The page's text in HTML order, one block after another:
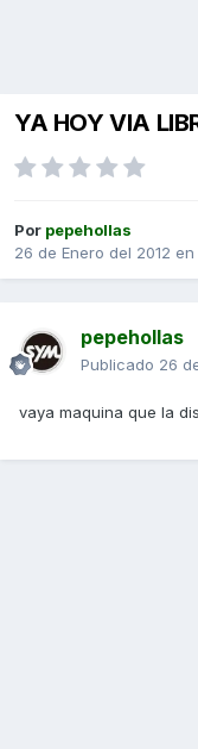
YA HOY VIA
Por pepehollas
26 de Enero del 2012 en
pepehollas
Publicado 26
vaya maquina que la